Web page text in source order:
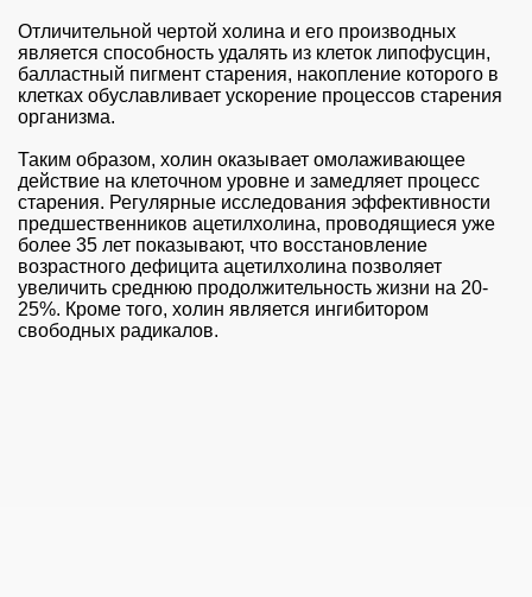
Отличительной чертой холина и его производных
является способность удалять из клеток липофусцин,
балластный пигмент старения, накопление которого в
клетках обуславливает ускорение процессов старения
организма.
Таким образом, холин оказывает омолаживающее
действие на клеточном уровне и замедляет процесс
старения. Регулярные исследования эффективности
предшественников ацетилхолина, проводящиеся уже
более 35 лет показывают, что восстановление
возрастного дефицита ацетилхолина позволяет
увеличить среднюю продолжительность жизни на 20-
25%. Кроме того, холин является ингибитором
свободных радикалов.